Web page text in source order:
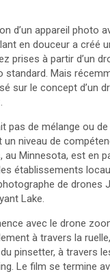
d’un appareil photo
en douceur a créé
prises à partir d’un
standard. Mais
sur le concept d’un
ait pas de mélange ou
un niveau de
au Minnesota, est en
établissements
de drones
Lake.
avec le drone
à travers la
pinsetter, à travers
Le film se termine